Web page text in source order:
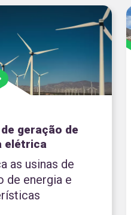
geração de
elétrica
as usinas de
de energia e